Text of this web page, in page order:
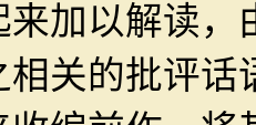
来加以解读
相关的批评